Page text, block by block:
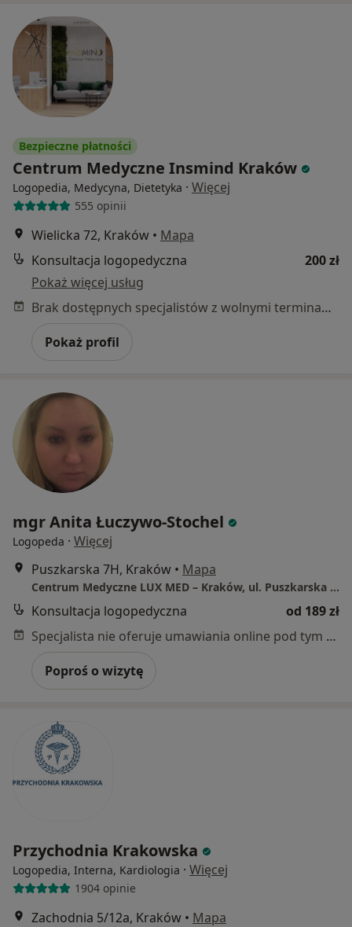
Bezpieczne płatności
Centrum Medyczne Insmind Kraków
Logopedia, Medycyna, Dietetyka · Więcej
555 opinii
Wielicka 72, Kraków • Mapa
Konsultacja logopedyczna
200 zł
Pokaż więcej usług
Brak dostępnych specjalistów z wolnymi terminami w tym centrum medycznym.
Pokaż profil
mgr Anita Łuczywo-Stochel
Logopeda · Więcej
Puszkarska 7H, Kraków • Mapa
Centrum Medyczne LUX MED – Kraków, ul. Puszkarska 7H
Konsultacja logopedyczna
od 189 zł
Specjalista nie oferuje umawiania online pod tym adresem.
Poproś o wizytę
Przychodnia Krakowska
Logopedia, Interna, Kardiologia · Więcej
1904 opinie
Zachodnia 5/12a, Kraków • Mapa